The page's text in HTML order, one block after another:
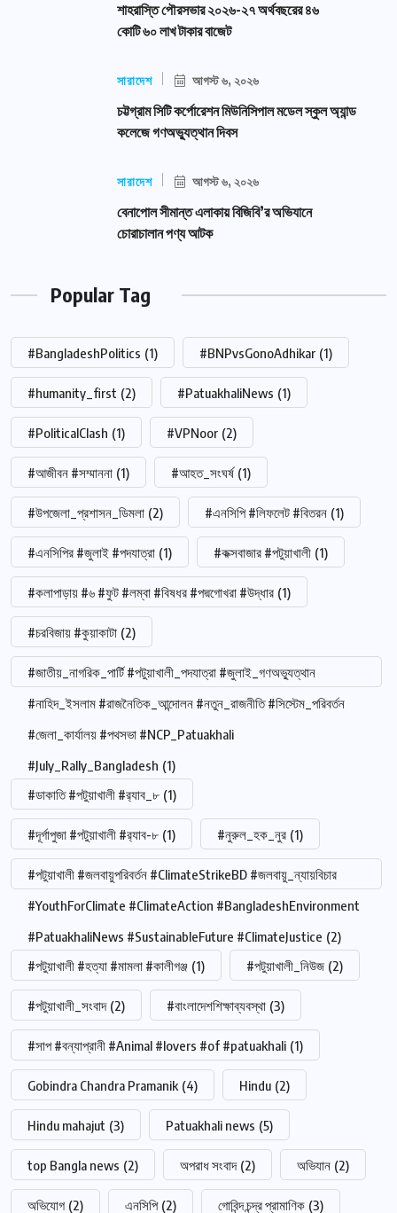
শাহরাস্তি পৌরসভার ২০২৬-২৭ অর্থবছরের ৪৬
কোটি ৬০ লাখ টাকার বাজেট
সারাদেশ আগস্ট ৬, ২০২৬
চট্টগ্রাম সিটি কর্পোরেশন মিউনিসিপাল মডেল স্কুল অ্যান্ড
কলেজে গণঅভ্যুত্থান দিবস
সারাদেশ আগস্ট ৬, ২০২৬
বেনাপোল সীমান্ত এলাকায় বিজিবি’র অভিযানে
চোরাচালান পণ্য আটক
Popular Tag
#BangladeshPolitics (1) #BNPvsGonoAdhikar (1)
#humanity_first (2) #PatuakhaliNews (1)
#PoliticalClash (1) #VPNoor (2)
#আজীবন #সম্মাননা (1) #আহত_সংঘর্ষ (1)
#উপজেলা_প্রশাসন_ডিমলা (2) #এনসিপি #লিফলেট #বিতরন (1)
#এনসিপির #জুলাই #পদযাত্রা (1) #কক্সবাজার #পটুয়াখালী (1)
#কলাপাড়ায় #৬ #ফুট #লম্বা #বিষধর #পদ্মগোখরা #উদ্ধার (1)
#চরবিজায় #কুয়াকাটা (2)
#জাতীয়_নাগরিক_পার্টি #পটুয়াখালী_পদযাত্রা #জুলাই_গণঅভ্যুত্থান
#নাহিদ_ইসলাম #রাজনৈতিক_আন্দোলন #নতুন_রাজনীতি #সিস্টেম_পরিবর্তন
#জেলা_কার্যালয় #পথসভা #NCP_Patuakhali
#July_Rally_Bangladesh (1)
#ডাকাতি #পটুয়াখালী #র‍্যাব_৮ (1)
#দূর্গাপুজা #পটুয়াখালী #র‍্যাব-৮ (1) #নুরুল_হক_নুর (1)
#পটুয়াখালী #জলবায়ুপরিবর্তন #ClimateStrikeBD #জলবায়ু_ন্যায়বিচার
#YouthForClimate #ClimateAction #BangladeshEnvironment
#PatuakhaliNews #SustainableFuture #ClimateJustice (2)
#পটুয়াখালী #হত্যা #মামলা #কালীগঞ্জ (1) #পটুয়াখালী_নিউজ (2)
#পটুয়াখালী_সংবাদ (2) #বাংলাদেশশিক্ষাব্যবস্থা (3)
#সাপ #বন্যাপ্রানী #Animal #lovers #of #patuakhali (1)
Gobindra Chandra Pramanik (4) Hindu (2)
Hindu mahajut (3) Patuakhali news (5)
top Bangla news (2) অপরাধ সংবাদ (2) অভিযান (2)
অভিযোগ (2) এনসিপি (2) গোবিন্দ চন্দ্র প্রামাণিক (3)